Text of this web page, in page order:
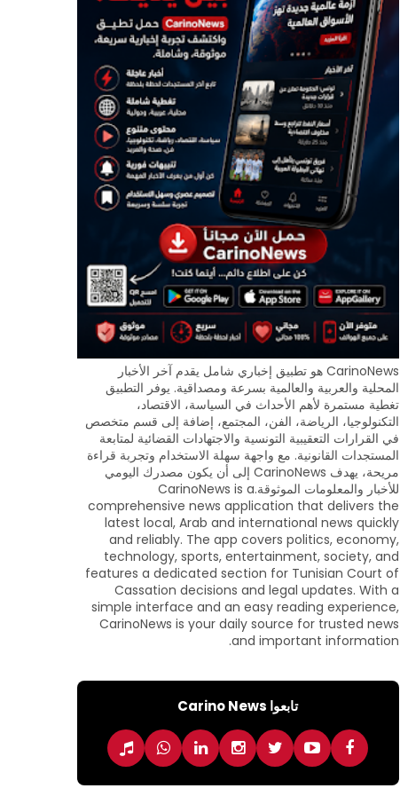
CarinoNews هو تطبيق إخباري شامل يقدم آخر الأخبار
المحلية والعربية والعالمية بسرعة ومصداقية. يوفر التطبيق
تغطية مستمرة لأهم الأحداث في السياسة، الاقتصاد،
التكنولوجيا، الرياضة، الفن، المجتمع، إضافة إلى قسم متخصص
في القرارات التعقيبية التونسية والاجتهادات القضائية لمتابعة
المستجدات القانونية. مع واجهة سهلة الاستخدام وتجربة قراءة
مريحة، يهدف CarinoNews إلى أن يكون مصدرك اليومي
للأخبار والمعلومات الموثوقة.CarinoNews is a
comprehensive news application that delivers the
latest local, Arab and international news quickly
and reliably. The app covers politics, economy,
technology, sports, entertainment, society, and
features a dedicated section for Tunisian Court of
Cassation decisions and legal updates. With a
simple interface and an easy reading experience,
CarinoNews is your daily source for trusted news
and important information.
تابعوا Carino News